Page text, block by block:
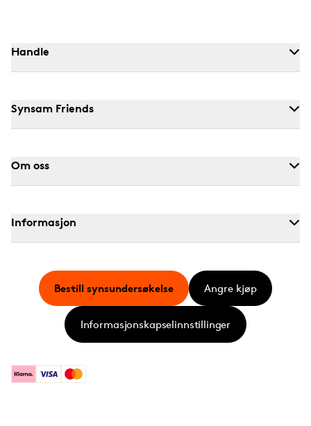
Handle
Synsam Friends
Om oss
Informasjon
KlarnaVisa Mastercard
Bestill synsundersøkelse Angre kjøp
Informasjonskapselinnstillinger